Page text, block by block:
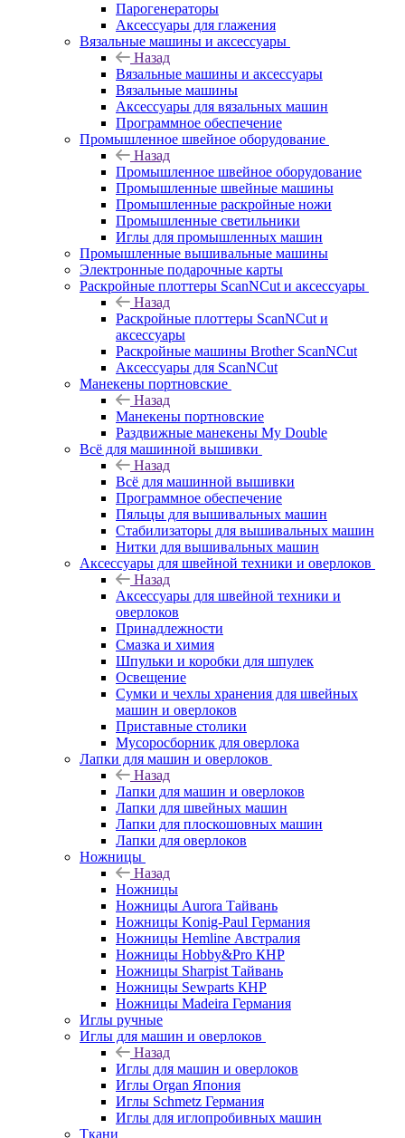
Парогенераторы
Аксессуары для глажения
Вязальные машины и аксессуары
Назад
Вязальные машины и аксессуары
Вязальные машины
Аксессуары для вязальных машин
Программное обеспечение
Промышленное швейное оборудование
Назад
Промышленное швейное оборудование
Промышленные швейные машины
Промышленные раскройные ножи
Промышленные светильники
Иглы для промышленных машин
Промышленные вышивальные машины
Электронные подарочные карты
Раскройные плоттеры ScanNCut и аксессуары
Назад
Раскройные плоттеры ScanNCut и
аксессуары
Раскройные машины Brother ScanNCut
Аксессуары для ScanNCut
Манекены портновские
Назад
Манекены портновские
Раздвижные манекены My Double
Всё для машинной вышивки
Назад
Всё для машинной вышивки
Программное обеспечение
Пяльцы для вышивальных машин
Стабилизаторы для вышивальных машин
Нитки для вышивальных машин
Аксессуары для швейной техники и оверлоков
Назад
Аксессуары для швейной техники и
оверлоков
Принадлежности
Смазка и химия
Шпульки и коробки для шпулек
Освещение
Сумки и чехлы хранения для швейных
машин и оверлоков
Приставные столики
Мусоросборник для оверлока
Лапки для машин и оверлоков
Назад
Лапки для машин и оверлоков
Лапки для швейных машин
Лапки для плоскошовных машин
Лапки для оверлоков
Ножницы
Назад
Ножницы
Ножницы Aurora Тайвань
Ножницы Konig-Paul Германия
Ножницы Hemline Австралия
Ножницы Hobby&Pro КНР
Ножницы Sharpist Тайвань
Ножницы Sewparts КНР
Ножницы Madeira Германия
Иглы ручные
Иглы для машин и оверлоков
Назад
Иглы для машин и оверлоков
Иглы Organ Япония
Иглы Schmetz Германия
Иглы для иглопробивных машин
Ткани